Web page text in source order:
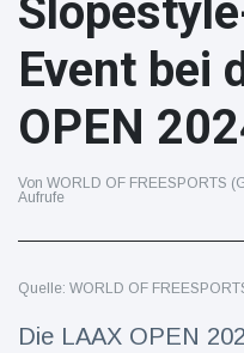
Reisen & Abenteuer
Neueste
England":
frustriert
Aus
Aufrufe
Event bei
OPEN
Von WORLD OF FREESPORTS
Aufrufe
Quelle: WORLD OF
Die LAAX OPEN